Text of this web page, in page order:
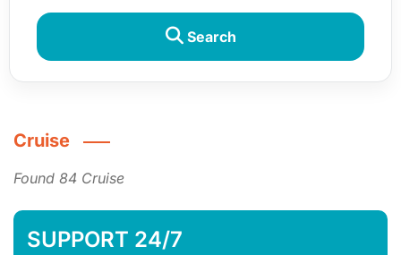
Search
Cruise
Found 84 Cruise
SUPPORT 24/7